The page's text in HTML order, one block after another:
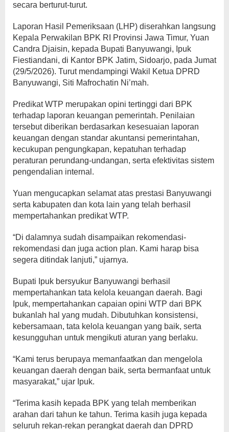
secara berturut-turut.
Laporan Hasil Pemeriksaan (LHP) diserahkan langsung
Kepala Perwakilan BPK RI Provinsi Jawa Timur, Yuan
Candra Djaisin, kepada Bupati Banyuwangi, Ipuk
Fiestiandani, di Kantor BPK Jatim, Sidoarjo, pada Jumat
(29/5/2026). Turut mendampingi Wakil Ketua DPRD
Banyuwangi, Siti Mafrochatin Ni’mah.
Predikat WTP merupakan opini tertinggi dari BPK
terhadap laporan keuangan pemerintah. Penilaian
tersebut diberikan berdasarkan kesesuaian laporan
keuangan dengan standar akuntansi pemerintahan,
kecukupan pengungkapan, kepatuhan terhadap
peraturan perundang-undangan, serta efektivitas sistem
pengendalian internal.
Yuan mengucapkan selamat atas prestasi Banyuwangi
serta kabupaten dan kota lain yang telah berhasil
mempertahankan predikat WTP.
“Di dalamnya sudah disampaikan rekomendasi-
rekomendasi dan juga action plan. Kami harap bisa
segera ditindak lanjuti,” ujarnya.
Bupati Ipuk bersyukur Banyuwangi berhasil
mempertahankan tata kelola keuangan daerah. Bagi
Ipuk, mempertahankan capaian opini WTP dari BPK
bukanlah hal yang mudah. Dibutuhkan konsistensi,
kebersamaan, tata kelola keuangan yang baik, serta
kesungguhan untuk mengikuti aturan yang berlaku.
“Kami terus berupaya memanfaatkan dan mengelola
keuangan daerah dengan baik, serta bermanfaat untuk
masyarakat,” ujar Ipuk.
“Terima kasih kepada BPK yang telah memberikan
arahan dari tahun ke tahun. Terima kasih juga kepada
seluruh rekan-rekan perangkat daerah dan DPRD